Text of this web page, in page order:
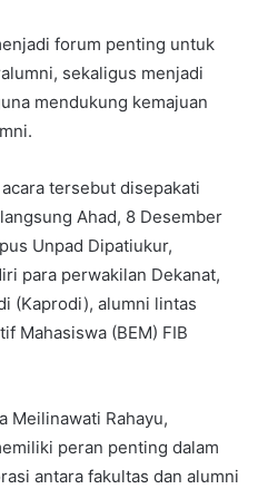
forum penting untuk
sekaligus menjadi
mendukung kemajuan
tersebut disepakati
Ahad, 8 Desember
Unpad Dipatiukur,
para perwakilan Dekanat,
(Kaprodi), alumni lintas
Mahasiswa (BEM) FIB
Meilinawati Rahayu,
peran penting dalam
antara fakultas dan alumni